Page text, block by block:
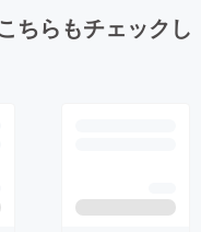
ちらもチェックし